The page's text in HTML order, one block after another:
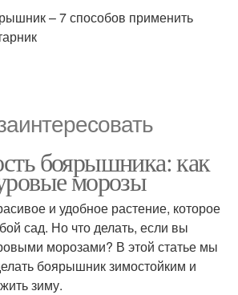
– 7 способов применить
боярышника: как
морозы
и удобное растение, которое
сад. Но что делать, если вы
морозами? В этой статье мы
боярышник зимостойким и
зиму.